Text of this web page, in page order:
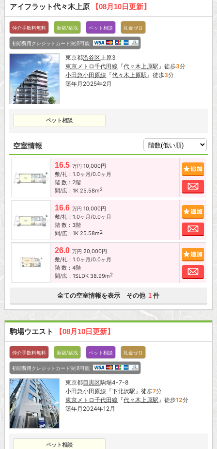
アイフラット代々木上原 【08月10日更新】
仲介手数料無料 新築/築浅 ペット相談 礼金ゼロ
初期費用クレジットカード決済可能
東京都渋谷区 上原3
東京メトロ千代田線 『代々木上原駅 』徒歩3分
小田急小田原線 『代々木上原駅 』徒歩3分
築年月2025年2月
ペット相談
空室情報
16.5 万円 10,000円
敷/礼：1.0ヶ月/0.0ヶ月
階 数：2階
間/広：1K 25.58m2
お
16.6 万円 10,000円
敷/礼：1.0ヶ月/0.0ヶ月
階 数：3階
間/広：1K 25.58m2
お
26.0 万円 20,000円
敷/礼：1.0ヶ月/0.0ヶ月
階 数：4階
間/広：1SLDK 38.99m2
お
全ての空室情報を表示 その他 1 件
駒場ウエスト 【08月10日更新】
仲介手数料無料 新築/築浅 ペット相談 礼金ゼロ
初期費用クレジットカード決済可能
東京都目黒区駒場4-7-8
小田急小田原線 『下北沢駅 』徒歩7分
東京メトロ千代田線 『代々木上原駅 』徒歩12分
築年月2024年12月
ペット相談